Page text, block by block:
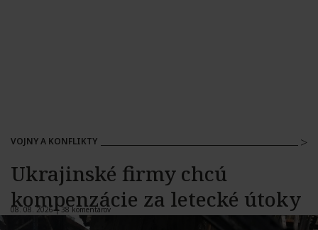
VOJNY A KONFLIKTY
Ukrajinské firmy chcú
kompenzácie za letecké útoky
08. 08. 2026 |38 komentárov